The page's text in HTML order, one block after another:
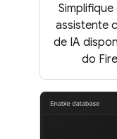
assistente
de IA
do